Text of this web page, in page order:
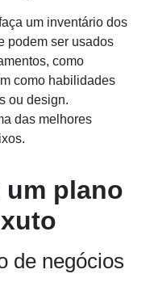
um inventário dos
podem ser usados
como
como habilidades
ou design.
das melhores
um plano
de negócios